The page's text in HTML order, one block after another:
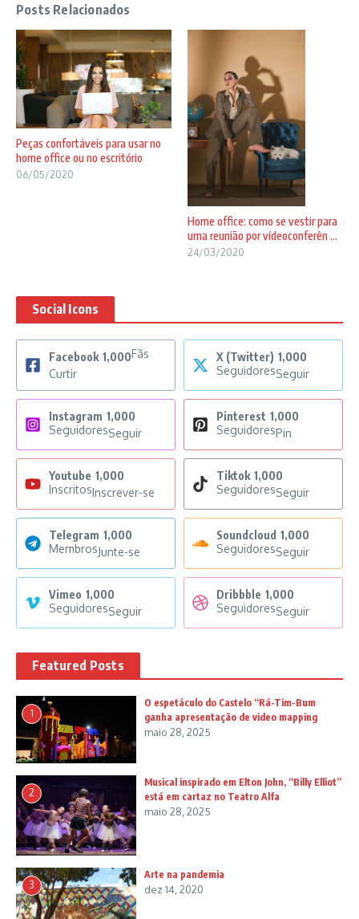
Posts Relacionados
Peças confortáveis para usar no
home office ou no escritório
06/05/2020
Home office: como se vestir para
uma reunião por vídeoconferên ...
24/03/2020
Social Icons
Facebook 1,000Fãs
Curtir
X (Twitter) 1,000
SeguidoresSeguir
Instagram 1,000
SeguidoresSeguir
Pinterest 1,000
SeguidoresPin
Youtube 1,000
InscritosInscrever-se
Tiktok 1,000
SeguidoresSeguir
Telegram 1,000
MembrosJunte-se
Soundcloud 1,000
SeguidoresSeguir
Vimeo 1,000
SeguidoresSeguir
Dribbble 1,000
SeguidoresSeguir
Featured Posts
1
O espetáculo do Castelo “Rá-Tim-Bum
ganha apresentação de video mapping
maio 28, 2025
2
Musical inspirado em Elton John, “Billy Elliot”
está em cartaz no Teatro Alfa
maio 28, 2025
3
Arte na pandemia
dez 14, 2020